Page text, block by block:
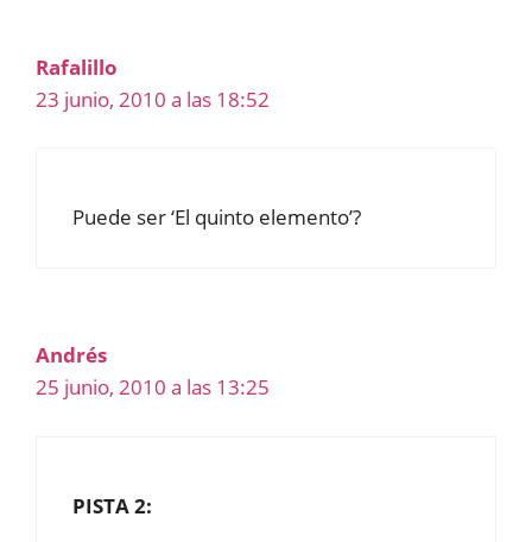
Rafalillo
23 junio, 2010 a las 18:52
Puede ser ‘El quinto elemento’?
Andrés
25 junio, 2010 a las 13:25
PISTA 2: